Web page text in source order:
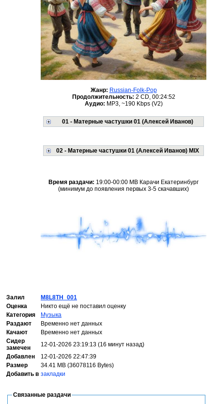
Жанр: Russian-Folk-Pop
Продолжительность: 2 CD, 00:24:52
Аудио: MP3, ~190 Kbps (V2)
01 - Матерные частушки 01 (Алексей Иванов)
02 - Матерные частушки 01 (Алексей Иванов) MIX
Время раздачи: 19:00-00:00 МВ Карачи Екатеринбург
(минимум до появления первых 3-5 скачавших)
Залил
M8L8TH_001
Оценка
Никто ещё не поставил оценку
Категория
Музыка
Раздают
Временно нет данных
Качают
Временно нет данных
Сидер
замечен
12-01-2026 23:19:13 (16 минут назад)
Добавлен
12-01-2026 22:47:39
Размер
34.41 MB (36078116 Bytes)
Добавить в закладки
Связанные раздачи